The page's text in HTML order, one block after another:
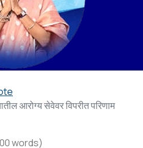
आरोग्य सेवेवर विपरीत परिणाम
words)